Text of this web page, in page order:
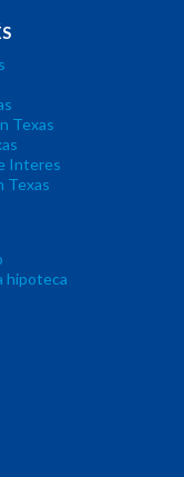
Texas
Interes
Texas
hipoteca